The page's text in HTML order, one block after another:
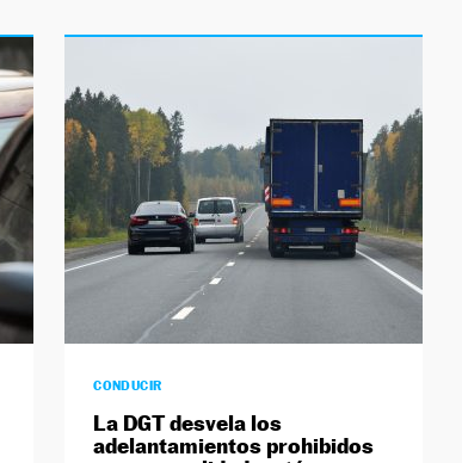
CONDUCIR
La DGT desvela los
adelantamientos prohibidos